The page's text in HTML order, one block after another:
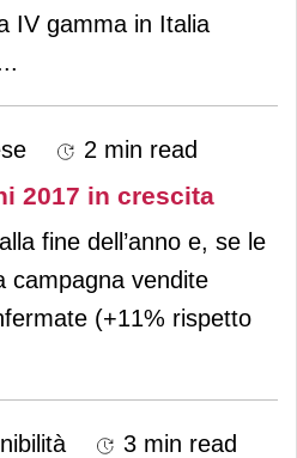
IV gamma in Italia
2 min read
2017 in crescita
fine dell’anno e, se le
campagna vendite
(+11% rispetto
3 min read